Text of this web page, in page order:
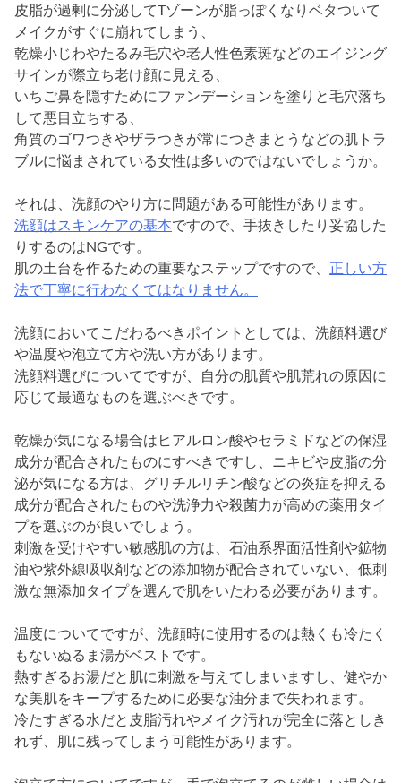
皮脂が過剰に分泌してTゾーンが脂っぽくなりベタついて
メイクがすぐに崩れてしまう、
乾燥小じわやたるみ毛穴や老人性色素斑などのエイジング
サインが際立ち老け顔に見える、
いちご鼻を隠すためにファンデーションを塗りと毛穴落ち
して悪目立ちする、
角質のゴワつきやザラつきが常につきまとうなどの肌トラ
ブルに悩まされている女性は多いのではないでしょうか。
それは、洗顔のやり方に問題がある可能性があります。
洗顔はスキンケアの基本ですので、手抜きしたり妥協した
りするのはNGです。
肌の土台を作るための重要なステップですので、
正しい方
法で丁寧に行わなくてはなりません。
洗顔においてこだわるべきポイントとしては、洗顔料選び
や温度や泡立て方や洗い方があります。
洗顔料選びについてですが、自分の肌質や肌荒れの原因に
応じて最適なものを選ぶべきです。
乾燥が気になる場合はヒアルロン酸やセラミドなどの保湿
成分が配合されたものにすべきですし、ニキビや皮脂の分
泌が気になる方は、グリチルリチン酸などの炎症を抑える
成分が配合されたものや洗浄力や殺菌力が高めの薬用タイ
プを選ぶのが良いでしょう。
刺激を受けやすい敏感肌の方は、石油系界面活性剤や鉱物
油や紫外線吸収剤などの添加物が配合されていない、低刺
激な無添加タイプを選んで肌をいたわる必要があります。
温度についてですが、洗顔時に使用するのは熱くも冷たく
もないぬるま湯がベストです。
熱すぎるお湯だと肌に刺激を与えてしまいますし、健やか
な美肌をキープするために必要な油分まで失われます。
冷たすぎる水だと皮脂汚れやメイク汚れが完全に落としき
れず、肌に残ってしまう可能性があります。